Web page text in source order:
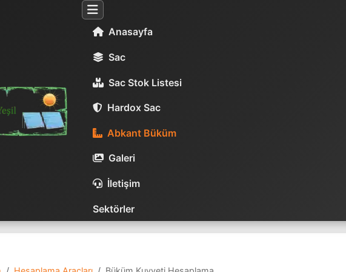
Anasayfa
Sac
Sac Stok Listesi
Hardox Sac
Abkant Büküm
Galeri
İletişim
Sektörler